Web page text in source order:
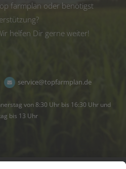
farmplan oder benötigst
helfen Dir gerne weiter!
service@topfarmplan.de
von 8:30 Uhr bis 16:30 Uhr und
bis 13 Uhr